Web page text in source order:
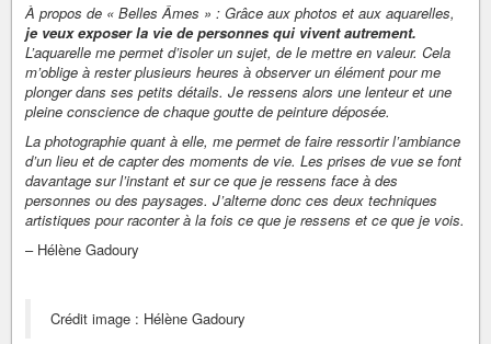
À propos de « Belles Âmes » : Grâce aux photos et aux aquarelles,
je veux exposer la vie de personnes qui vivent autrement.
L’aquarelle me permet d’isoler un sujet, de le mettre en valeur. Cela
m’oblige à rester plusieurs heures à observer un élément pour me
plonger dans ses petits détails. Je ressens alors une lenteur et une
pleine conscience de chaque goutte de peinture déposée.
La photographie quant à elle, me permet de faire ressortir l’ambiance
d’un lieu et de capter des moments de vie. Les prises de vue se font
davantage sur l’instant et sur ce que je ressens face à des
personnes ou des paysages. J’alterne donc ces deux techniques
artistiques pour raconter à la fois ce que je ressens et ce que je vois.
– Hélène Gadoury
Crédit image : Hélène Gadoury